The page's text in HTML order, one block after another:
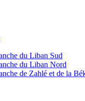
du Liban Sud
du Liban Nord
de Zahlé et de la